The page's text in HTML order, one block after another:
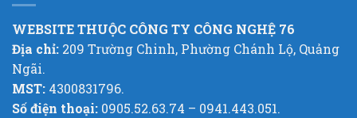
WEBSITE THUỘC CÔNG TY CÔNG NGHỆ 76
Địa chỉ: 209 Trường Chinh, Phường Chánh Lộ, Quảng
Ngãi.
MST: 4300831796.
Số điện thoại: 0905.52.63.74 – 0941.443.051.